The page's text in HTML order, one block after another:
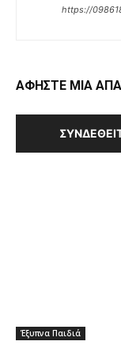
https://
ΑΦΗΣΤΕ ΜΙΑ
Έξυπνα Παιδιά